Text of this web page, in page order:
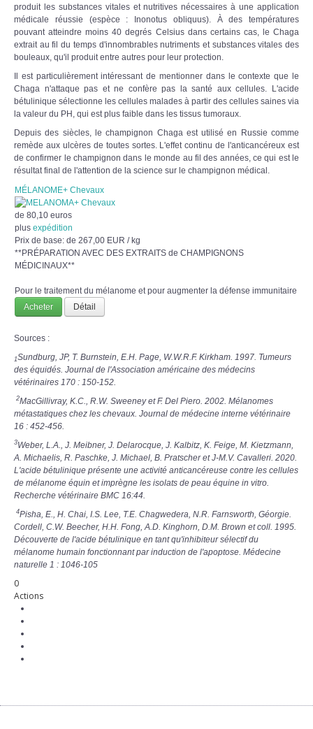
produit les substances vitales et nutritives nécessaires à une application
médicale réussie (espèce : Inonotus obliquus). À des températures
pouvant atteindre moins 40 degrés Celsius dans certains cas, le Chaga
extrait au fil du temps d'innombrables nutriments et substances vitales des
bouleaux, qu'il produit entre autres pour leur protection.
Il est particulièrement intéressant de mentionner dans le contexte que le
Chaga n'attaque pas et ne confère pas la santé aux cellules. L'acide
bétulinique sélectionne les cellules malades à partir des cellules saines via
la valeur du PH, qui est plus faible dans les tissus tumoraux.
Depuis des siècles, le champignon Chaga est utilisé en Russie comme
remède aux ulcères de toutes sortes. L'effet continu de l'anticancéreux est
de confirmer le champignon dans le monde au fil des années, ce qui est le
résultat final de l'attention de la science sur le champignon médical.
MÉLANOME+ Chevaux
de 80,10 euros
plus expédition
Prix de base: de 267,00 EUR / kg
**PRÉPARATION AVEC DES EXTRAITS de CHAMPIGNONS
MÉDICINAUX**
Pour le traitement du mélanome et pour augmenter la défense immunitaire
Acheter
Détail
Sources :
1Sundburg, JP, T. Burnstein, E.H. Page, W.W.R.F. Kirkham. 1997. Tumeurs
des équidés. Journal de l'Association américaine des médecins
vétérinaires 170 : 150-152.
2MacGillivray, K.C., R.W. Sweeney et F. Del Piero. 2002. Mélanomes
métastatiques chez les chevaux. Journal de médecine interne vétérinaire
16 : 452-456.
3Weber, L.A., J. Meibner, J. Delarocque, J. Kalbitz, K. Feige, M. Kietzmann,
A. Michaelis, R. Paschke, J. Michael, B. Pratscher et J-M.V. Cavalleri. 2020.
L'acide bétulinique présente une activité anticancéreuse contre les cellules
de mélanome équin et imprègne les isolats de peau équine in vitro.
Recherche vétérinaire BMC 16:44.
4Pisha, E., H. Chai, I.S. Lee, T.E. Chagwedera, N.R. Farnsworth, Géorgie.
Cordell, C.W. Beecher, H.H. Fong, A.D. Kinghorn, D.M. Brown et coll. 1995.
Découverte de l'acide bétulinique en tant qu'inhibiteur sélectif du
mélanome humain fonctionnant par induction de l'apoptose. Médecine
naturelle 1 : 1046-105
0
Actions